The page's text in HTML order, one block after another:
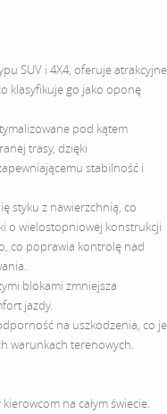
SUV i 4X4, oferuje atrakcyjne
klasyfikuje go jako oponę
pod kątem
trasy, dzięki
stabilność i
styku z nawierzchnią, co
o wielostopniowej konstrukcji
co poprawia kontrolę nad
blokami zmniejsza
jazdy.
na uszkodzenia, co
warunkach terenowych.
na całym świecie.